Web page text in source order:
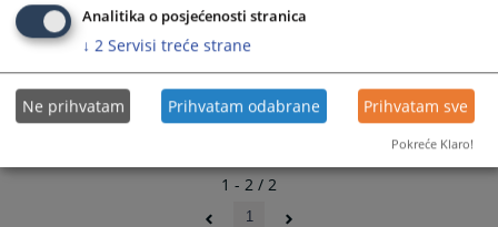
1 - 2 / 2
1
Analitika o posjećenosti stranica
↓ 2 Servisi treće strane
Ne prihvatam Prihvatam odabrane Prihvatam sve
Pokreće Klaro!